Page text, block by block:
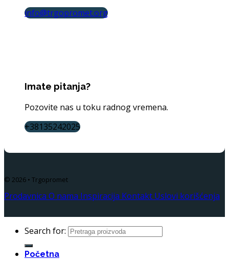
info@trgopromet.org
Imate pitanja?
Pozovite nas u toku radnog vremena.
+38135242025
© 2026 • Trgopromet
Prodavnica O nama Inspiracija Kontakt Uslovi korišćenja
Search for:
Početna